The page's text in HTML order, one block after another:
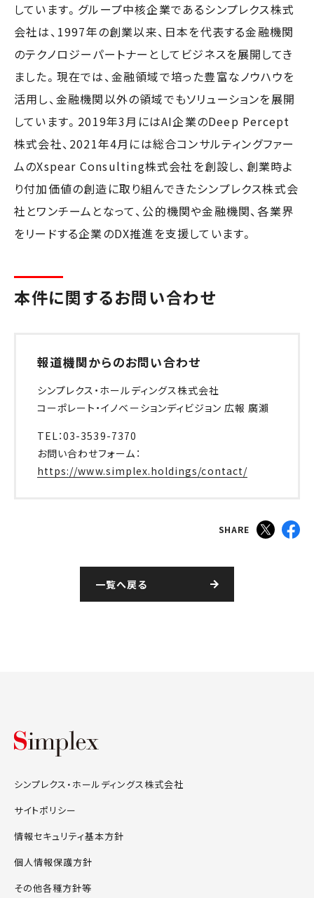
しています。グループ中核企業であるシンプレクス株式
会社は、1997年の創業以来、日本を代表する金融機関
のテクノロジーパートナーとしてビジネスを展開してき
ました。現在では、金融領域で培った豊富なノウハウを
活用し、金融機関以外の領域でもソリューションを展開
しています。2019年3月にはAI企業のDeep Percept
株式会社、2021年4月には総合コンサルティングファー
ムのXspear Consulting株式会社を創設し、創業時よ
り付加価値の創造に取り組んできたシンプレクス株式会
社とワンチームとなって、公的機関や金融機関、各業界
をリードする企業のDX推進を支援しています。
本件に関するお問い合わせ
報道機関からのお問い合わせ
シンプレクス・ホールディングス株式会社
コーポレート・イノベーションディビジョン 広報 廣瀨
TEL：03-3539-7370
お問い合わせフォーム：
https://www.simplex.holdings/contact/
SHARE
一覧へ戻る
シンプレクス・ホールディングス株式会社
サイトポリシー
情報セキュリティ基本方針
個人情報保護方針
その他各種方針等